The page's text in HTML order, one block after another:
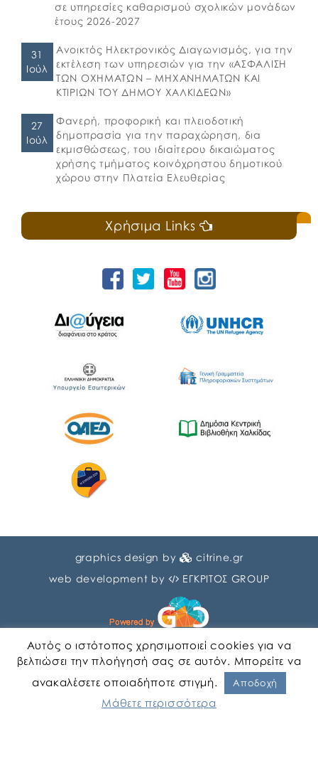
σε υπηρεσίες καθαρισμού σχολικών μονάδων
έτους 2026-2027
31
Ιούλ
Ανοικτός Ηλεκτρονικός Διαγωνισμός, για την
εκτέλεση των υπηρεσιών για την «ΑΣΦΑΛΙΣΗ
ΤΩΝ ΟΧΗΜΑΤΩΝ – ΜΗΧΑΝΗΜΑΤΩΝ ΚΑΙ
ΚΤΙΡΙΩΝ ΤΟΥ ΔΗΜΟΥ ΧΑΛΚΙΔΕΩΝ»
27
Ιούλ
Φανερή, προφορική και πλειοδοτική
δημοπρασία για την παραχώρηση, δια
εκμισθώσεως, του ιδιαίτερου δικαιώματος
χρήσης τμήματος κοινόχρηστου δημοτικού
χώρου στην Πλατεία Ελευθερίας
Χρήσιμα Links
graphics design by
citrine.gr
web development by
ΕΓΚΡΙΤΟΣ GROUP
Αυτός ο ιστότοπος χρησιμοποιεί cookies για να
βελτιώσει την πλοήγησή σας σε αυτόν. Μπορείτε να
ανακαλέσετε οποιαδήποτε στιγμή.
Αποδοχή
Μάθετε περισσότερα
Αγγλικα Ελληνικα